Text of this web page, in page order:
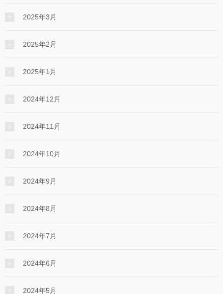
2025年3月
2025年2月
2025年1月
2024年12月
2024年11月
2024年10月
2024年9月
2024年8月
2024年7月
2024年6月
2024年5月